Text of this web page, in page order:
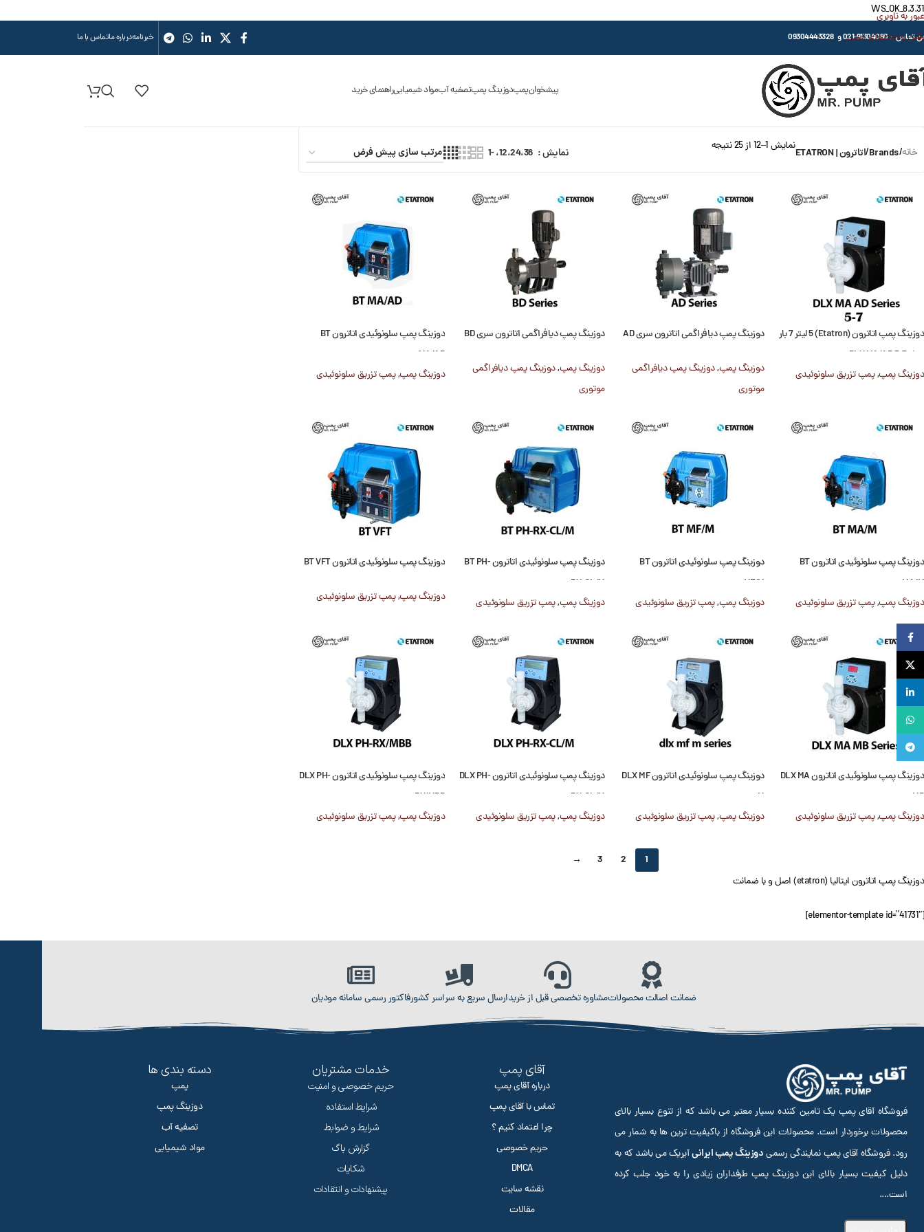
WS_OK_8.3.31
عبور به ناوبری
رفتن به محتوای اصلی
: 91304080-021 و 09304443328 خبرنامهدرباره ماتماس با ما
پیشخوانپمپدوزینگ پمپتصفیه آبمواد شیمیاییراهنمای خرید
خانه/
Brands
/اتاترون | ETATRON نمایش 1–12 از 25 نتیجه نمایش 12،24،36، -1
دوزینگ پمپ اتاترون (Etatron) 5 لیتر 7 بار
مدل DLX MA/AD 5-7
دوزینگ پمپ,پمپ تزریق سلونوئیدی
دوزینگ پمپ دیافراگمی اتاترون سری AD
دوزینگ پمپ,دوزینگ پمپ دیافراگمی
موتوری
دوزینگ پمپ دیافراگمی اتاترون سری BD
دوزینگ پمپ,دوزینگ پمپ دیافراگمی
موتوری
دوزینگ پمپ سلونوئیدی اتاترون BT
MA/AD
دوزینگ پمپ,پمپ تزریق سلونوئیدی
دوزینگ پمپ سلونوئیدی اتاترون BT
MA/M
دوزینگ پمپ,پمپ تزریق سلونوئیدی
دوزینگ پمپ سلونوئیدی اتاترون BT
MF/M
دوزینگ پمپ,پمپ تزریق سلونوئیدی
دوزینگ پمپ سلونوئیدی اتاترون BT PH-
RX-CL/M
دوزینگ پمپ,پمپ تزریق سلونوئیدی
دوزینگ پمپ سلونوئیدی اتاترون BT VFT
دوزینگ پمپ,پمپ تزریق سلونوئیدی
دوزینگ پمپ سلونوئیدی اتاترون DLX MA
MB
دوزینگ پمپ,پمپ تزریق سلونوئیدی
دوزینگ پمپ سلونوئیدی اتاترون DLX MF
M
دوزینگ پمپ,پمپ تزریق سلونوئیدی
دوزینگ پمپ سلونوئیدی اتاترون DLX PH-
RX-CL/M
دوزینگ پمپ,پمپ تزریق سلونوئیدی
دوزینگ پمپ سلونوئیدی اتاترون DLX PH-
RX/MBB
دوزینگ پمپ,پمپ تزریق سلونوئیدی
1
2
3
→
دوزینگ پمپ اتاترون ایتالیا (etatron) اصل و با ضمانت
[elementor-template id=”41731″]
ضمانت اصالت محصولاتمشاوره تخصصی قبل از خریدارسال سریع به سراسر کشورفاکتور رسمی سامانه مودیان
فروشگاه آقای پمپ یک تامین کننده بسیار معتبر می باشد که از تنوع بسیار بالای
محصولات برخوردار است. محصولات این فروشگاه از باکیفیت ترین ها به شمار می
رود. فروشگاه آقای پمپ نمایندگی رسمیدوزینگ پمپ ایرانیآیریک می باشد که به
دلیل کیفیت بسیار بالای این دوزینگ پمپ طرفداران زیادی را به خود جلب کرده
است....
آقای پمپ
درباره آقای پمپ
تماس با آقای پمپ
چرا اعتماد کنیم ؟
حریم خصوصی
DMCA
نقشه سایت
مقالات
خدمات مشتریان
حریم خصوصی و امنیت
شرایط استفاده
شرایط و ضوابط
گزارش باگ
شکایات
پیشنهادات و انتقادات
دسته بندی ها
پمپ
دوزینگ پمپ
تصفیه آب
مواد شیمیایی
Facebook
لینکدین
واتساپ
تلگرام